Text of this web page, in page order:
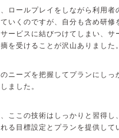
ロールプレイをしながら利用者
いくのですが、自分も含め研修
ービスに結びつけてしまい、サ
を受けることが沢山ありました
ニーズを把握してプランにしっ
ました。
ここの技術はしっかりと習得し
る目標設定とプランを提供して